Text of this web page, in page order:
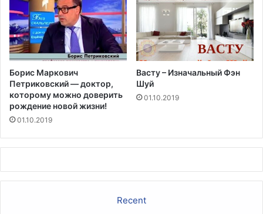
р
г
а
н
и
з
м
Борис Маркович
Петриковский — доктор,
которому можно доверить
рождение новой жизни!
01.10.2019
Васту – Изначальный Фэн
Шуй
01.10.2019
Recent